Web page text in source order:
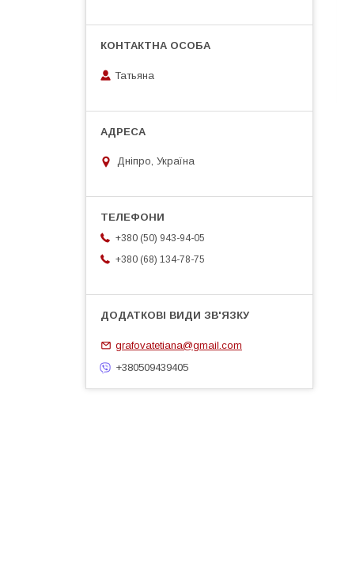
Татьяна
Дніпро, Україна
+380 (50) 943-94-05
+380 (68) 134-78-75
grafovatetiana@gmail.com
+380509439405